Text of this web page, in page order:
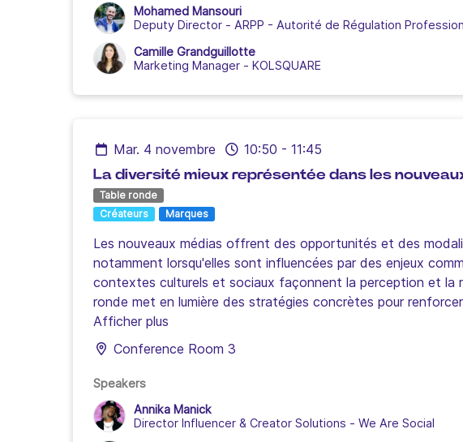
Mohamed Mansouri
Deputy Director - ARPP - Autorité de Régulation
Camille Grandguillotte
Marketing Manager - KOLSQUARE
mar. 4 novembre 10:50 - 11:45
La diversité mieux représentée dans les
Table ronde
Créateurs
Marques
Les nouveaux médias offrent des opportunités et des
notamment lorsqu'elles sont influencées par des enjeux
contextes culturels et sociaux façonnent la perception et la
ronde met en lumière des stratégies concrètes pour
spécificités culturelles locales.
Afficher plus
Conference Room 3
Speakers
Annika Manick
Director Influencer & Creator Solutions - We Are Social